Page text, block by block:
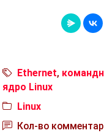
Ethernet,
ядро Linux
Linux
Кол-во